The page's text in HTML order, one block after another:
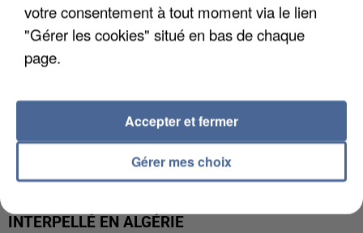
INTERPELLÉ EN ALGÉRIE
votre consentement à tout moment via le lien
"Gérer les cookies" situé en bas de chaque
page.
Gérer mes choix
Accepter et fermer